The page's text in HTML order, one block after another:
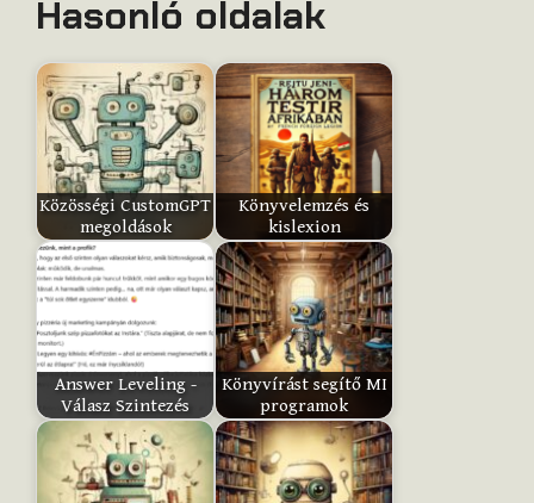
e
h
i
e
m
:
Submit
Rating
Hasonló oldalak
Közösségi CustomGPT
megoldások
Könyvelemzés és
kislexion
Answer Leveling -
Válasz Szintezés
Könyvírást segítő MI
programok